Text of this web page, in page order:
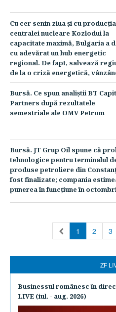
Cu cer senin ziua şi cu producţia
centralei nucleare Kozlodui la
capacitate maximă, Bulgaria a
cu adevărat un hub energetic
regional. De fapt, salvează
de la o criză energetică,
Bursă. Ce spun analiştii BT
Partners după rezultatele
semestriale ale OMV Petrom
Bursă. JT Grup Oil spune că
tehnologice pentru terminalul
produse petroliere din
fost finalizate; compania
punerea în funcţiune în
1 (current)
2 3
ZF
Businessul românesc în
LIVE (iul. - aug. 2026)